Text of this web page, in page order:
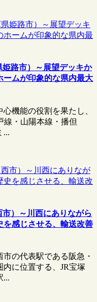
路市）～展望デッキか
ームが印象的な県内最大
機能の役割を果たし、
線・山陽本線・播但
...
）～川西にありながら
を感じさせる、輸送改善
の代表駅である阪急・
に位置する、JR宝塚
...